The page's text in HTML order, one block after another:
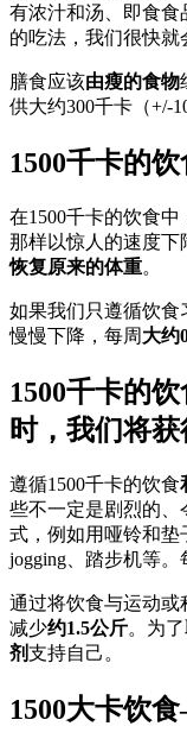
有浓汁和汤、即食食
的吃法，我们很快就
膳食应该由瘦的食物
供大约300千卡（+/-
1500千卡的
在1500千卡的饮食
那样以惊人的速度下
恢复原来的体重。
如果我们只遵循饮食
慢慢下降，每周大约
1500千卡的
时，我们将
遵循1500千卡的饮食
些不一定是剧烈的、
式，例如用哑铃和垫
jogging、踏步机等。
通过将饮食与运动或
减少约1.5公斤。为
剂支持自己。
1500大卡饮